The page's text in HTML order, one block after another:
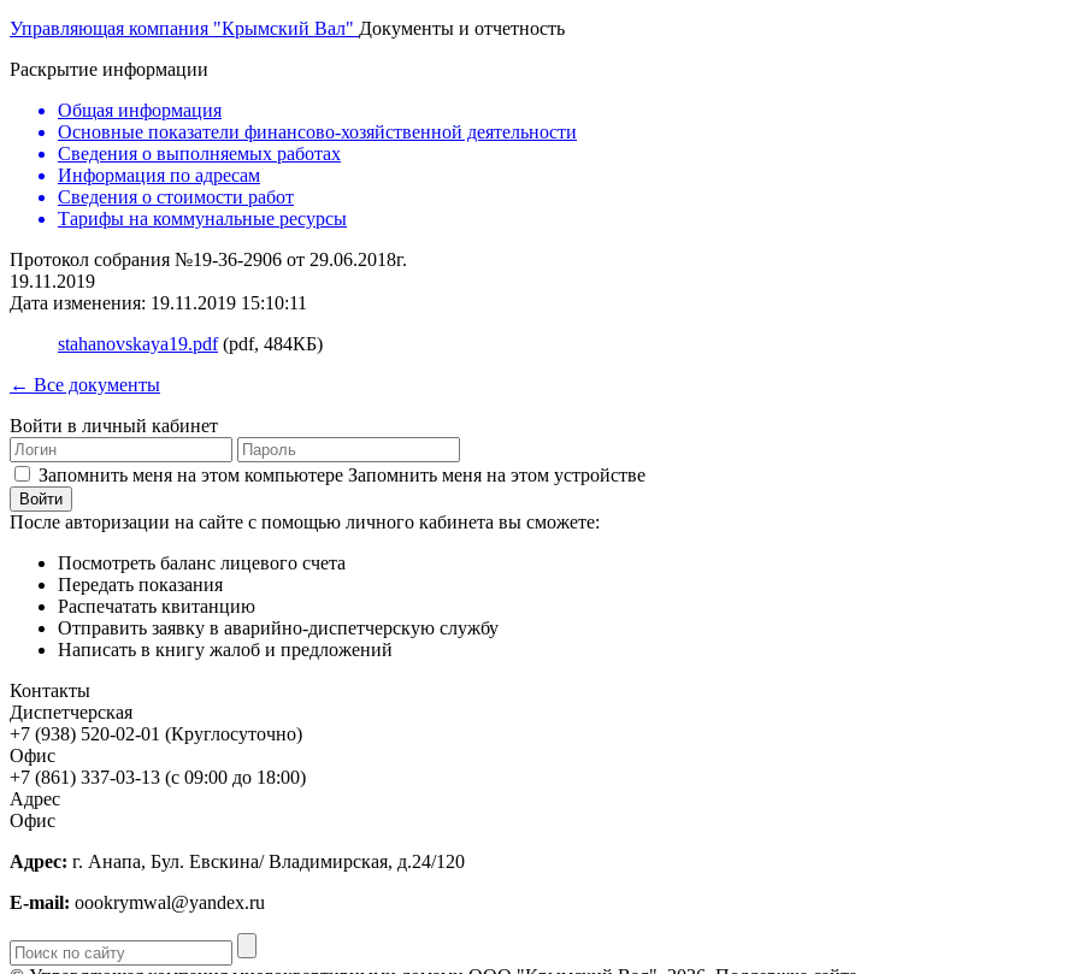
Управляющая компания "Крымский Вал" Документы и отчетность
Раскрытие информации
Общая информация
Основные показатели финансово-хозяйственной деятельности
Сведения о выполняемых работах
Информация по адресам
Сведения о стоимости работ
Тарифы на коммунальные ресурсы
Протокол собрания №19-36-2906 от 29.06.2018г.
19.11.2019
Дата изменения: 19.11.2019 15:10:11
stahanovskaya19.pdf(pdf, 484КБ)
← Все документы
Войти в личный кабинет
Запомнить меня на этом компьютере Запомнить меня на этом устройстве
После авторизации на сайте с помощью личного кабинета вы сможете:
Посмотреть баланс лицевого счета
Передать показания
Распечатать квитанцию
Отправить заявку в аварийно-диспетчерскую службу
Написать в книгу жалоб и предложений
Контакты
Диспетчерская
+7 (938) 520-02-01 (Круглосуточно)
Офис
+7 (861) 337-03-13 (с 09:00 до 18:00)
Адрес
Офис
Адрес: г. Анапа, Бул. Евскина/ Владимирская, д.24/120
E-mail: oookrymwal@yandex.ru